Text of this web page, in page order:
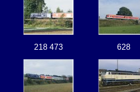
218 473 628